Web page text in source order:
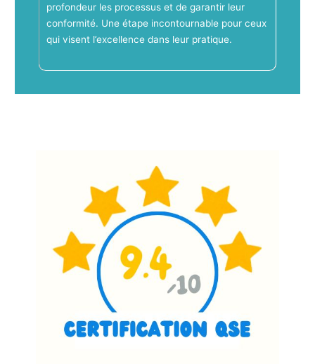
profondeur les processus et de garantir leur
conformité. Une étape incontournable pour ceux
qui visent l’excellence dans leur pratique.